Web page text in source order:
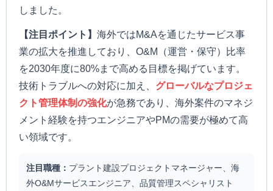
しました。
【注目ポイント】 海外ではM&Aを通じたサービス事
業の拡大を推進しており、O&M（運営・保守）比率
を2030年度に80%まで高める目標を掲げています。
技術トラブルへの対応に加え、 グローバルなプロジェ
クト管理体制の強化が急務であり、海外案件のマネジ
メント経験を持つエンジニアやPMの需要が極めて高
い領域です。
注目職種： プラント建設プロジェクトマネージャー、海
外O&Mサービスエンジニア、品質管理スペシャリスト